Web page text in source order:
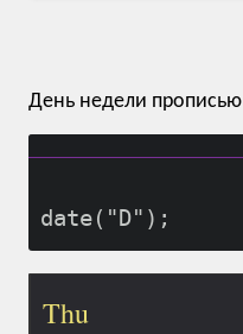
День недели прописью
Thu